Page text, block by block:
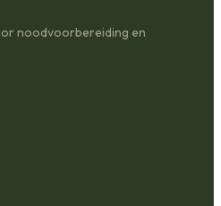
noodvoorbereiding en